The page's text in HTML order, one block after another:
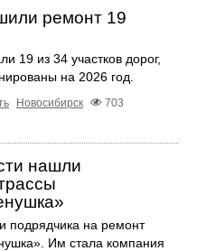
ремонт 19
19 из 34 участков дорог,
на 2026 год.
Новосибирск
703
нашли
подрядчика на ремонт
Им стала компания